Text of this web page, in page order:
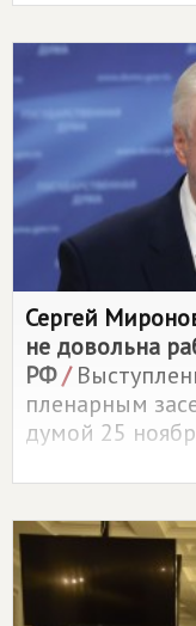
Сергей
не довольна
РФ/
пленарным
думой 25